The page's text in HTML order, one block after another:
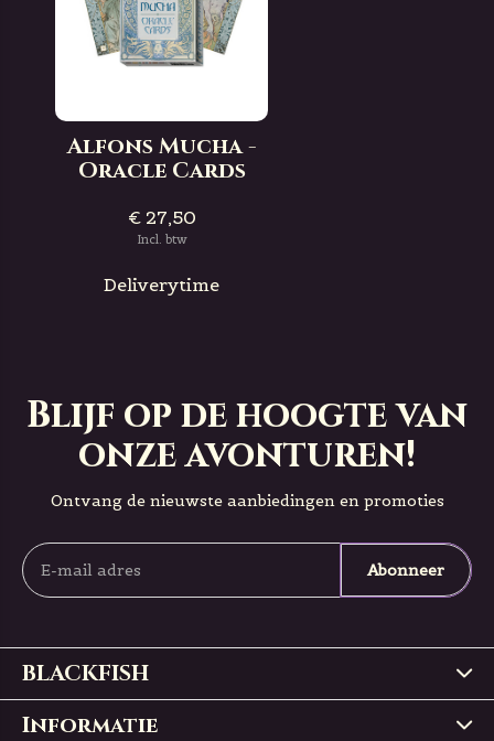
Alfons Mucha -
Oracle Cards
€ 27,50
Incl. btw
Deliverytime
Blijf op de hoogte van
onze avonturen!
Ontvang de nieuwste aanbiedingen en promoties
Abonneer
BLACKFISH
Informatie